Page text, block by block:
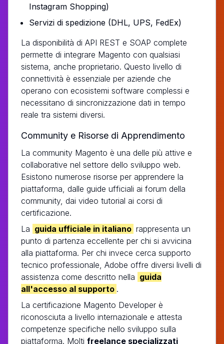
Instagram Shopping)
Servizi di spedizione (DHL, UPS, FedEx)
La disponibilità di API REST e SOAP complete
permette di integrare Magento con qualsiasi
sistema, anche proprietario. Questo livello di
connettività è essenziale per aziende che
operano con ecosistemi software complessi e
necessitano di sincronizzazione dati in tempo
reale tra sistemi diversi.
Community e Risorse di Apprendimento
La community Magento è una delle più attive e
collaborative nel settore dello sviluppo web.
Esistono numerose risorse per apprendere la
piattaforma, dalle guide ufficiali ai forum della
community, dai video tutorial ai corsi di
certificazione.
La guida ufficiale in italiano rappresenta un
punto di partenza eccellente per chi si avvicina
alla piattaforma. Per chi invece cerca supporto
tecnico professionale, Adobe offre diversi livelli di
assistenza come descritto nella guida
all'accesso al supporto .
La certificazione Magento Developer è
riconosciuta a livello internazionale e attesta
competenze specifiche nello sviluppo sulla
piattaforma. Molti freelance specializzati